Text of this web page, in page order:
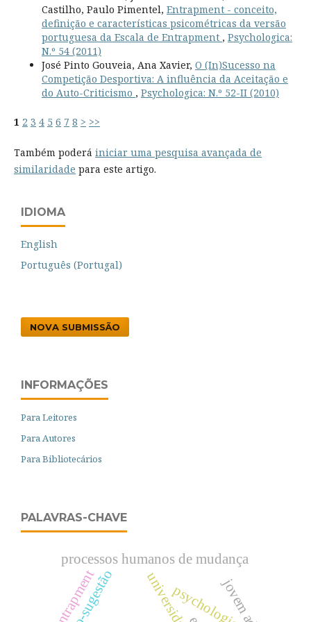
Castilho, Paulo Pimentel, Entrapment - conceito,
definição e características psicométricas da versão
portuguesa da Escala de Entrapment , Psychologica:
N.º 54 (2011)
José Pinto Gouveia, Ana Xavier, O (In)Sucesso na
Competição Desportiva: A influência da Aceitação e
do Auto-Criticismo , Psychologica: N.º 52-II (2010)
1 2 3 4 5 6 7 8 > >>
Também poderá iniciar uma pesquisa avançada de
similaridade para este artigo.
IDIOMA
English
Português (Portugal)
NOVA SUBMISSÃO
INFORMAÇÕES
Para Leitores
Para Autores
Para Bibliotecários
PALAVRAS-CHAVE
auto-sugestão psychologica
processos humanos de mudança
entrapment